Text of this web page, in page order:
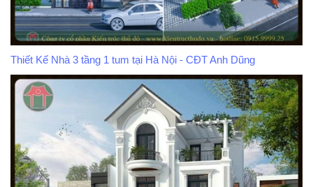
Thiết Kế Nhà 3 tầng 1 tum tại Hà Nội - CĐT Anh Dũng